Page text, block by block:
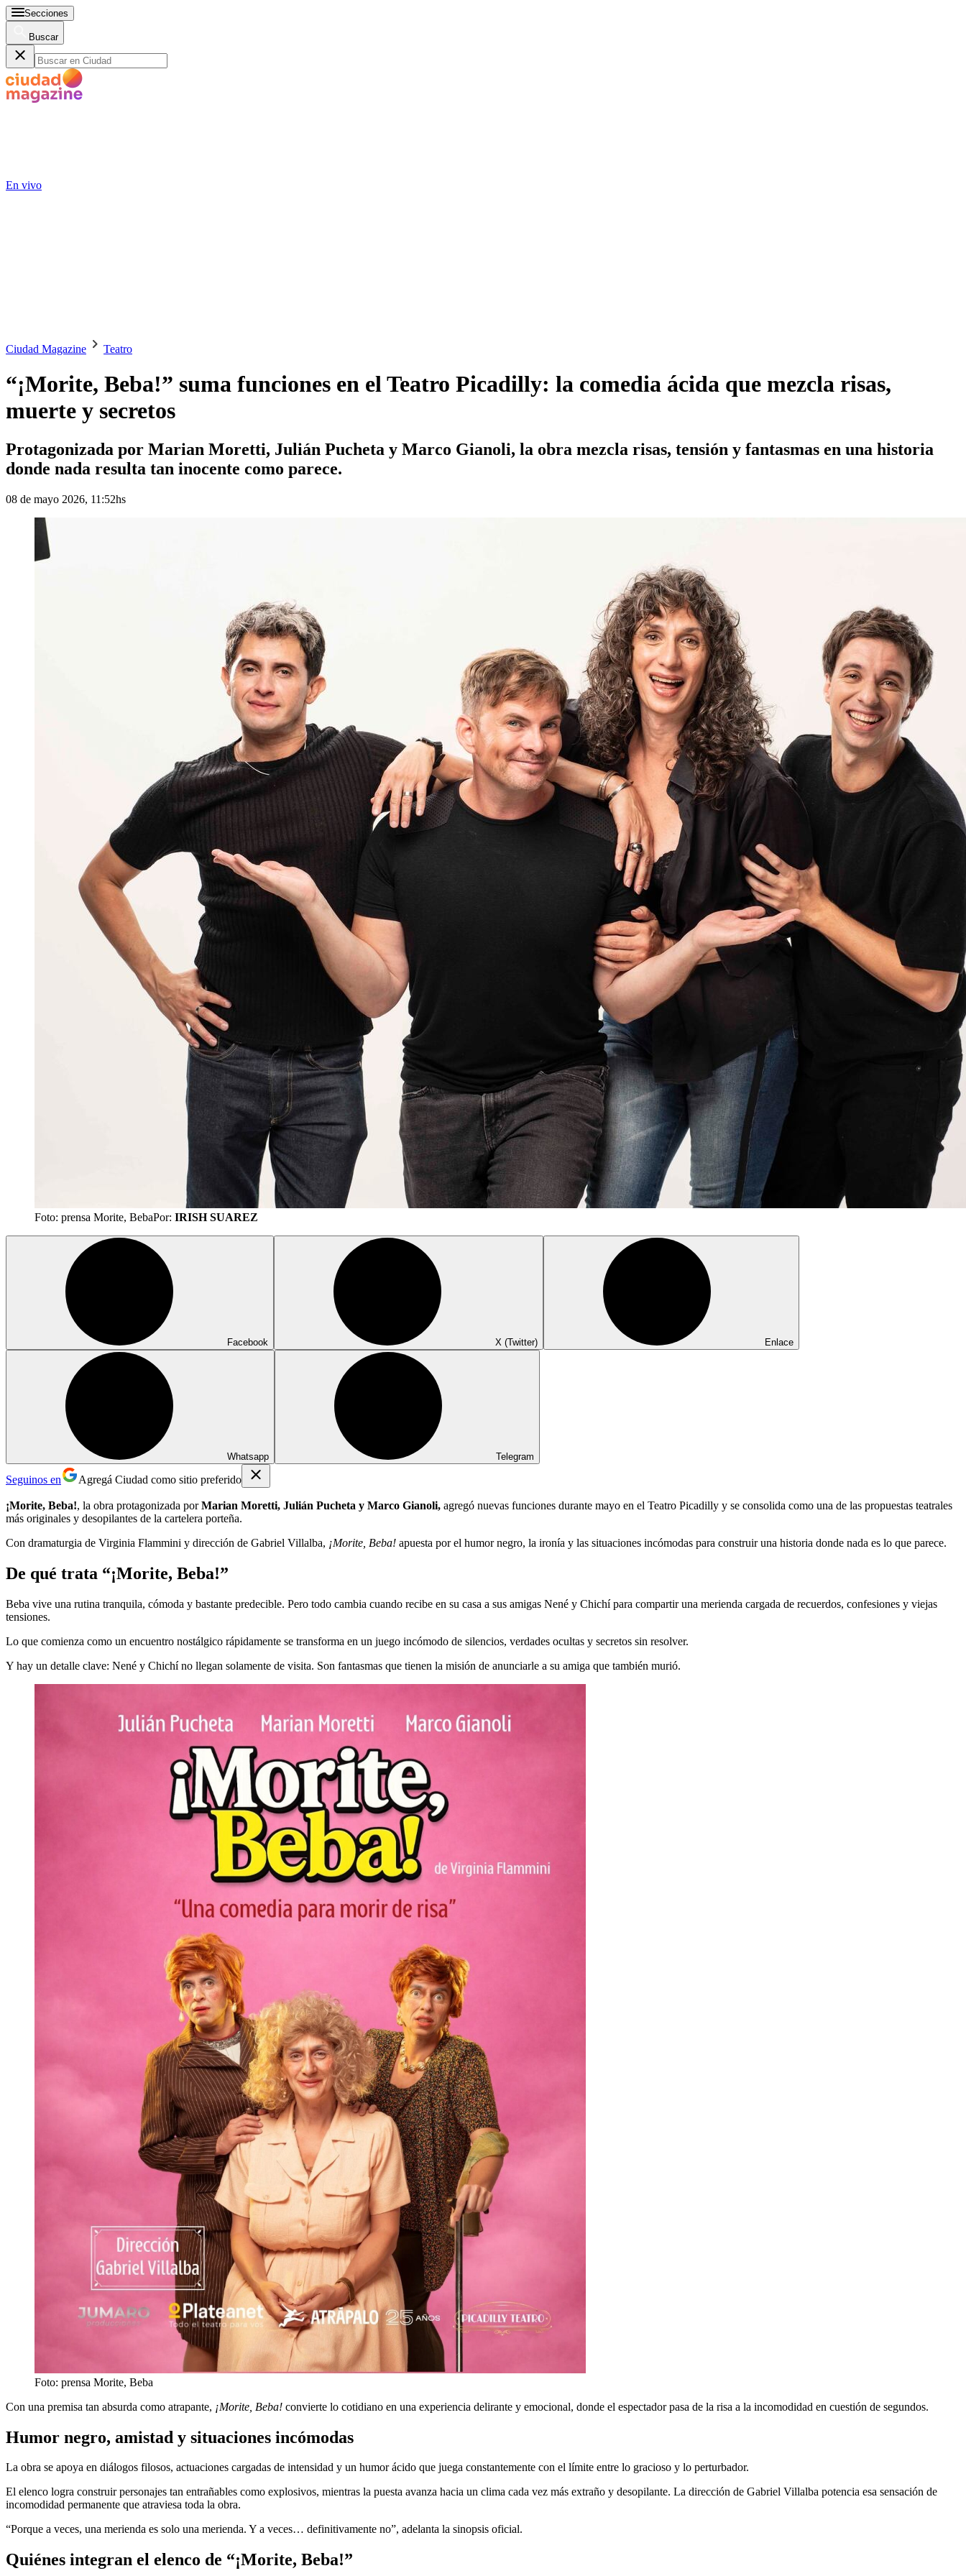
Secciones
Buscar
En vivo
Ciudad Magazine Teatro
“¡Morite, Beba!” suma funciones en el Teatro Picadilly: la comedia ácida que mezcla risas,
muerte y secretos
Protagonizada por Marian Moretti, Julián Pucheta y Marco Gianoli, la obra mezcla risas, tensión y fantasmas en una historia
donde nada resulta tan inocente como parece.
08 de mayo 2026, 11:52hs
Foto: prensa Morite, BebaPor: IRISH SUAREZ
Facebook X (Twitter) Enlace
Whatsapp Telegram
Seguinos en Agregá Ciudad como sitio preferido
¡Morite, Beba!, la obra protagonizada porMarian Moretti, Julián Pucheta y Marco Gianoli, agregó nuevas funciones durante mayo en el Teatro Picadilly y se consolida como una de las propuestas teatrales
más originales y desopilantes de la cartelera porteña.
Con dramaturgia de Virginia Flammini y dirección de Gabriel Villalba, ¡Morite, Beba! apuesta por el humor negro, la ironía y las situaciones incómodas para construir una historia donde nada es lo que parece.
De qué trata “¡Morite, Beba!”
Beba vive una rutina tranquila, cómoda y bastante predecible. Pero todo cambia cuando recibe en su casa a sus amigas Nené y Chichí para compartir una merienda cargada de recuerdos, confesiones y viejas
tensiones.
Lo que comienza como un encuentro nostálgico rápidamente se transforma en un juego incómodo de silencios, verdades ocultas y secretos sin resolver.
Y hay un detalle clave: Nené y Chichí no llegan solamente de visita. Son fantasmas que tienen la misión de anunciarle a su amiga que también murió.
Foto: prensa Morite, Beba
Con una premisa tan absurda como atrapante, ¡Morite, Beba! convierte lo cotidiano en una experiencia delirante y emocional, donde el espectador pasa de la risa a la incomodidad en cuestión de segundos.
Humor negro, amistad y situaciones incómodas
La obra se apoya en diálogos filosos, actuaciones cargadas de intensidad y un humor ácido que juega constantemente con el límite entre lo gracioso y lo perturbador.
El elenco logra construir personajes tan entrañables como explosivos, mientras la puesta avanza hacia un clima cada vez más extraño y desopilante. La dirección de Gabriel Villalba potencia esa sensación de
incomodidad permanente que atraviesa toda la obra.
“Porque a veces, una merienda es solo una merienda. Y a veces… definitivamente no”, adelanta la sinopsis oficial.
Quiénes integran el elenco de “¡Morite, Beba!”